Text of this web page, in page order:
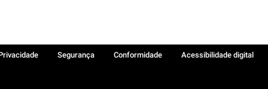
Segurança Conformidade
Acessibilidade digital